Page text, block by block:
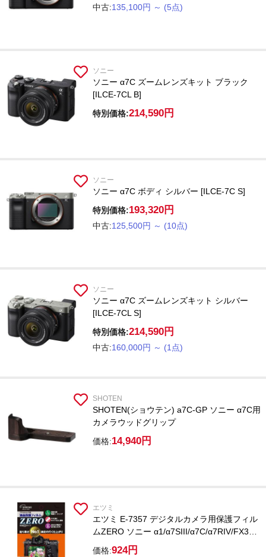
中古:135,100円 ～ (5点)
ソニー
ソニー α7C ズームレンズキット ブラック
[ILCE-7CL B]
特別価格:214,590円
ソニー
ソニー α7C ボディ シルバー [ILCE-7C S]
特別価格:193,320円
中古:125,500円 ～ (10点)
ソニー
ソニー α7C ズームレンズキット シルバー
[ILCE-7CL S]
特別価格:214,590円
中古:160,000円 ～ (1点)
SHOTEN
SHOTEN(ショウテン) a7C-GP ソニー α7C用
カメラウッドグリップ
価格:14,940円
エツミ
エツミ E-7357 デジタルカメラ用保護フィル
ムZERO ソニー α1/α7SIII/α7C/α7RIV/FX30
価格:924円